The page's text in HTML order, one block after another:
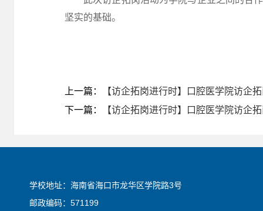
坚实的基础。
上一篇：
【访企拓岗进行时】口腔医学院访企
下一篇：
【访企拓岗进行时】口腔医学院访企
学校地址：海南省海口市龙华区学院路3号
邮政编码：571199